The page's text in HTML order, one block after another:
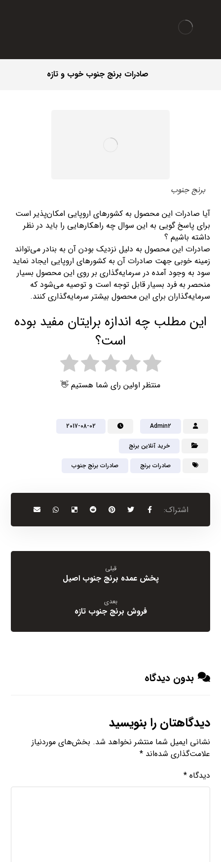
صادرات برنج جنوب خوب و تازه
برنج جنوب
آیا صادرات این محصول به کشورهای اروپایی امکان‌پذیر است
برای پاسخ گویی به این سوال چه راهکارهایی را باید در نظر
داشته باشیم ؟
صادرات این محصول به دلیل نزدیک بودن آن به بنادر می‌تواند
زمینه خوبی جهت صادرات آن به کشورهای اروپایی ایجاد نماید
سود به وجود آمده در سرمایه‌گذاری بر روی این محصول بسیار
منحصر به فرد بسیار قابل توجه است و توصیه می‌شود که
سرمایه‌گذاران برای این محصول بیشتر سرمایه‌گذاری کنند.
این مطلب چه اندازه برایتان مفید بوده
است؟
منتظر اولین رای شما هستیم 👋
Admin2
2017-08-02
خرید آنلاین برنج
صادرات برنج صادرات برنج جنوب
قبلی
پخش عمده برنج جنوب اصیل
بعدی
فروش برنج جنوب تازه
بدون دیدگاه
دیدگاهتان را بنویسید
نشانی ایمیل شما منتشر نخواهد شد. بخش‌های موردنیاز
علامت‌گذاری شده‌اند*
دیدگاه*